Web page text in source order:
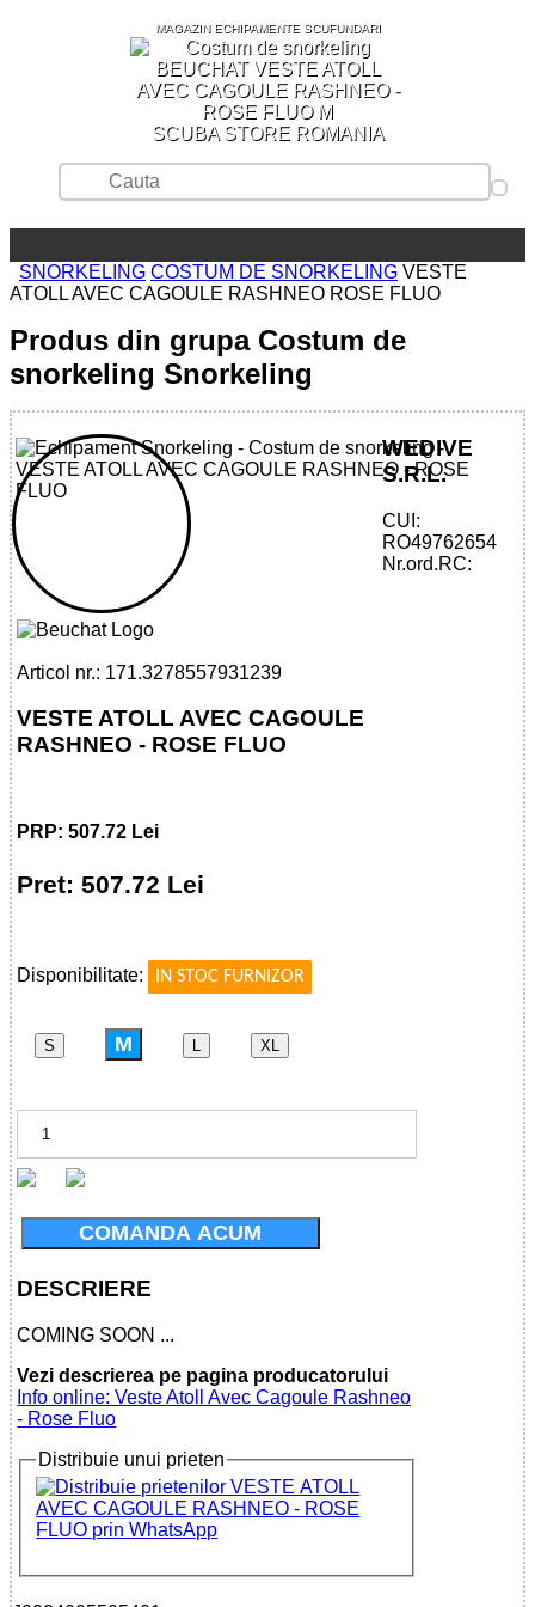
MAGAZIN ECHIPAMENTE SCUFUNDARI
SCUBA STORE ROMANIA
SNORKELING COSTUM DE SNORKELING VESTE
ATOLL AVEC CAGOULE RASHNEO ROSE FLUO
Produs din grupa Costum de
snorkeling Snorkeling
32785579312 - ATOLL WOMAN ZIPPED
VEST WITH HOOD - FLUO PINK
Articol nr.: 171.3278557931239
VESTE ATOLL AVEC CAGOULE
RASHNEO - ROSE FLUO
PRP: 507.72 Lei
Pret: 507.72 Lei
Disponibilitate:
IN STOC FURNIZOR
S M L XL
COMANDA ACUM
DESCRIERE
COMING SOON ...
Vezi descrierea pe pagina producatorului
Info online: Veste Atoll Avec Cagoule Rashneo
- Rose Fluo
Distribuie unui prieten
WEDIVE
S.R.L.
CUI:
RO49762654
Nr.ord.RC: